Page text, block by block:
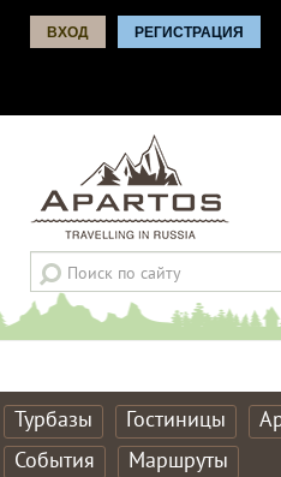
ВХОД РЕГИСТРАЦИЯ
Турбазы Гостиницы
События
Маршруты